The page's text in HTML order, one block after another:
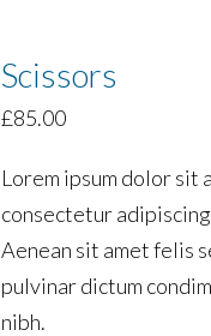
Scissors
£85.00
Lorem ipsum dolor sit
consectetur
Aenean sit amet felis
pulvinar dictum
nibh.